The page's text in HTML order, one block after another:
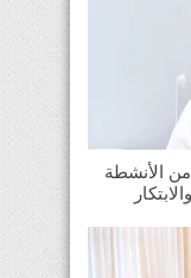
الأنشطة